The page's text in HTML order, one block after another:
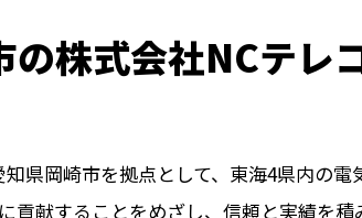
の株式会社NCテレ
県岡崎市を拠点として、東海4県内の電
貢献することをめざし、信頼と実績を積